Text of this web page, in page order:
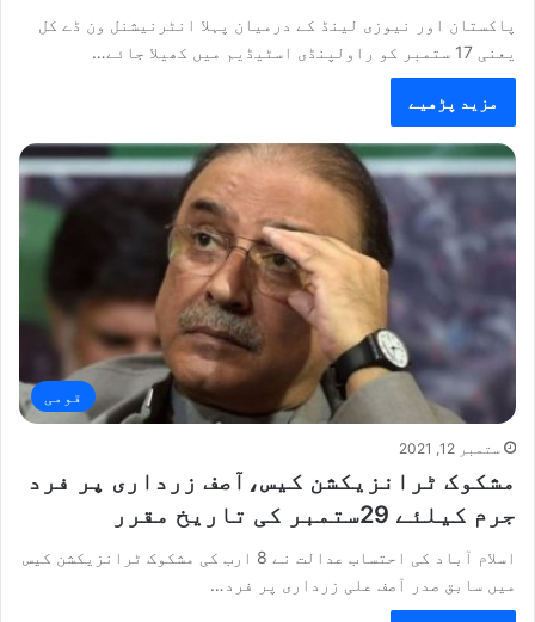
پاکستان اور نیوزی لینڈ کے درمیان پہلا انٹرنیشنل ون ڈے کل
یعنی 17 ستمبر کو راولپنڈی اسٹیڈیم میں کھیلا جائے…
مزید پڑھیے
قومی
ستمبر 12, 2021
مشکوک ٹرانزیکشن کیس،آصف زرداری پر فرد
جرم کیلئے 29ستمبر کی تاریخ مقرر
اسلام آباد کی احتساب عدالت نے 8 ارب کی مشکوک ٹرانزیکشن کیس
میں سابق صدر آصف علی زرداری پر فرد…